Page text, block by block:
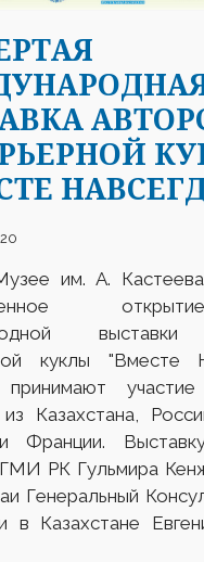
им. А. Кастеева
выставки
куклы "Вместе
принимают
Казахстана,
Франции.
РК Гульмира
Генеральный
в Казахстане